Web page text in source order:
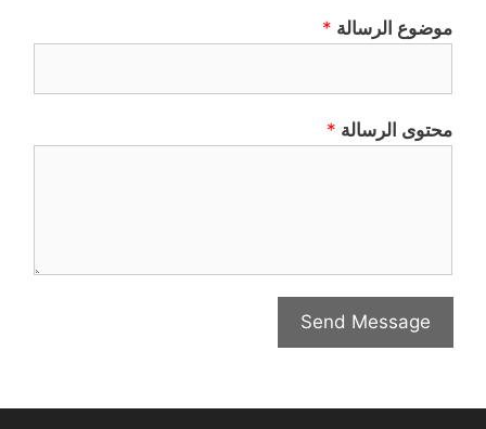
موضوع الرسالة *
محتوى الرسالة *
Send Message